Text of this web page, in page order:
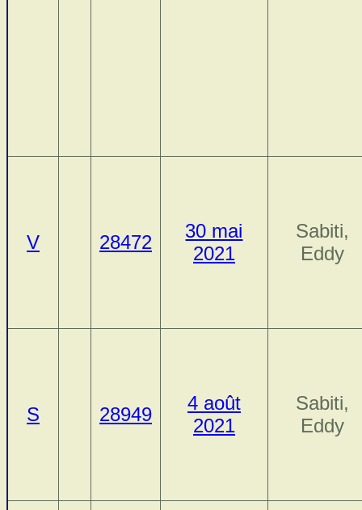
V 28472
30 mai
2021
Sabiti,
Eddy
S 28949
4 août
2021
Sabiti,
Eddy